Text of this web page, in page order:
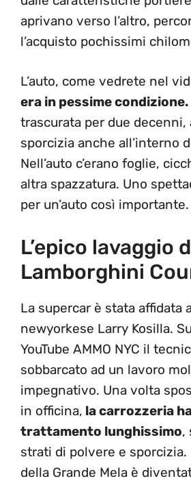
aprivano verso l’altro,
l’acquisto pochissimi
L’auto, come vedrete nel
era in pessime condizione.
trascurata per due decenni,
sporcizia anche all’interno
Nell’auto c’erano foglie,
altra spazzatura. Uno
per un’auto così importante.
L’epico lavaggio
Lamborghini
La supercar è stata affidata
newyorkese Larry Kosilla.
YouTube AMMO NYC il
sobbarcato ad un lavoro
impegnativo. Una volta
in officina, la carrozzeria
trattamento lunghissimo,
strati di polvere e
della Grande Mela è